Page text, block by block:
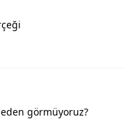
görmüyoruz?